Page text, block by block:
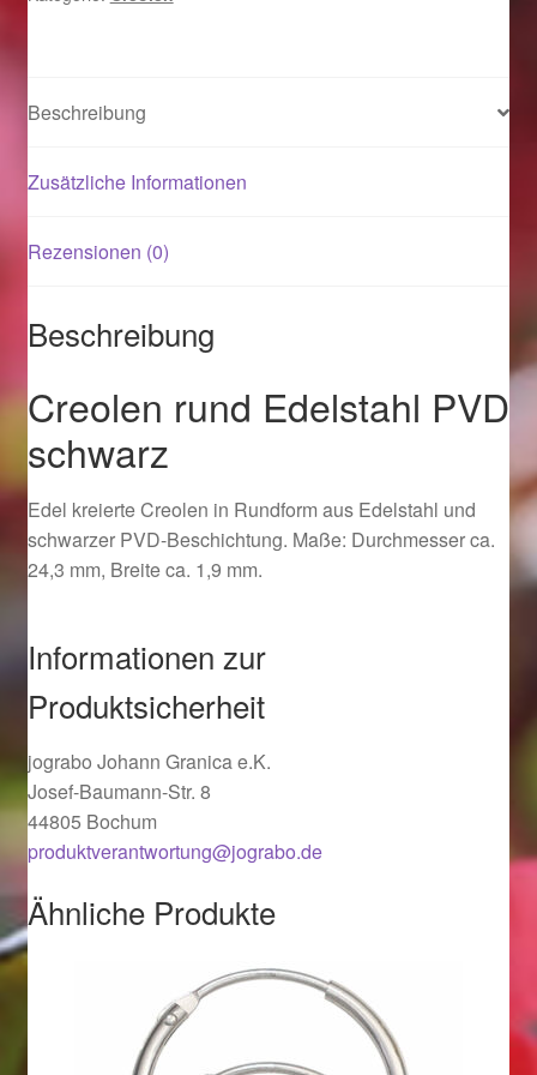
Magisches und Festliches zu Halloween 2022
Mein Konto
Logout
Ostergeschenke finden für Ostern 2017
Ostergeschenke finden für Ostern 2018
Ostergeschenke finden für Ostern 2019
Ostergeschenke finden für Ostern 2021
Ostergeschenke finden für Ostern 2022
Partner
Startseite
Beschreibung
Zusätzliche Informationen
Rezensionen (0)
Beschreibung
Creolen rund Edelstahl PVD
schwarz
Edel kreierte Creolen in Rundform aus Edelstahl und
schwarzer PVD-Beschichtung. Maße: Durchmesser ca.
24,3 mm, Breite ca. 1,9 mm.
Informationen zur
Produktsicherheit
jograbo Johann Granica e.K.
Josef-Baumann-Str. 8
44805 Bochum
produktverantwortung@jograbo.de
Ähnliche Produkte